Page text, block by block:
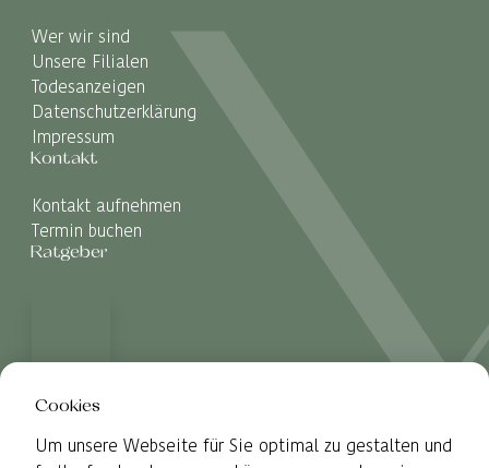
Wer wir sind
Unsere Filialen
Todesanzeigen
Datenschutzerklärung
Impressum
Kontakt
Kontakt aufnehmen
Termin buchen
Ratgeber
Cookies
Um unsere Webseite für Sie optimal zu gestalten und